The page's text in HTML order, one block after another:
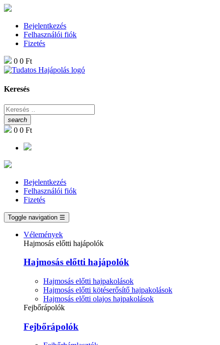
Bejelentkezés
Felhasználói fiók
Fizetés
0 0 Ft
Keresés
search
0 0 Ft
Bejelentkezés
Felhasználói fiók
Fizetés
Toggle navigation ☰
Vélemények
Hajmosás előtti hajápolók
Hajmosás előtti hajápolók
Hajmosás előtti hajpakolások
Hajmosás előtti kötéserősítő hajpakolások
Hajmosás előtti olajos hajpakolások
Fejbőrápolók
Fejbőrápolók